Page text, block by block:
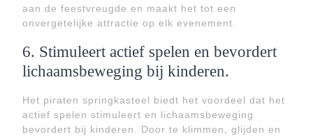
aan de feestvreugde en maakt het tot een
onvergetelijke attractie op elk evenement.
6. Stimuleert actief spelen en bevordert
lichaamsbeweging bij kinderen.
Het piraten springkasteel biedt het voordeel dat het
actief spelen stimuleert en lichaamsbeweging
bevordert bij kinderen. Door te klimmen, glijden en